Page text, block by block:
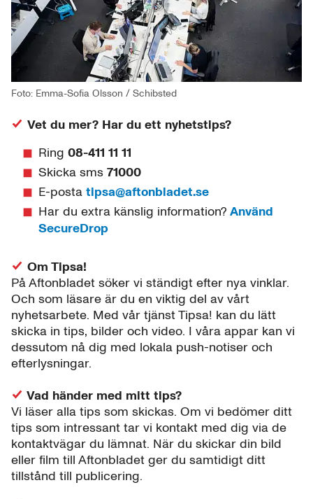
Foto: Emma-Sofia Olsson / Schibsted
Vet du mer? Har du ett nyhetstips?
Ring 08-411 11 11
Skicka sms 71000
E-posta tipsa@aftonbladet.se
Har du extra känslig information? Använd
SecureDrop
Om Tipsa!
På Aftonbladet söker vi ständigt efter nya vinklar.
Och som läsare är du en viktig del av vårt
nyhetsarbete. Med vår tjänst Tipsa! kan du lätt
skicka in tips, bilder och video. I våra appar kan vi
dessutom nå dig med lokala push-notiser och
efterlysningar.
Vad händer med mitt tips?
Vi läser alla tips som skickas. Om vi bedömer ditt
tips som intressant tar vi kontakt med dig via de
kontaktvägar du lämnat. När du skickar din bild
eller film till Aftonbladet ger du samtidigt ditt
tillstånd till publicering.